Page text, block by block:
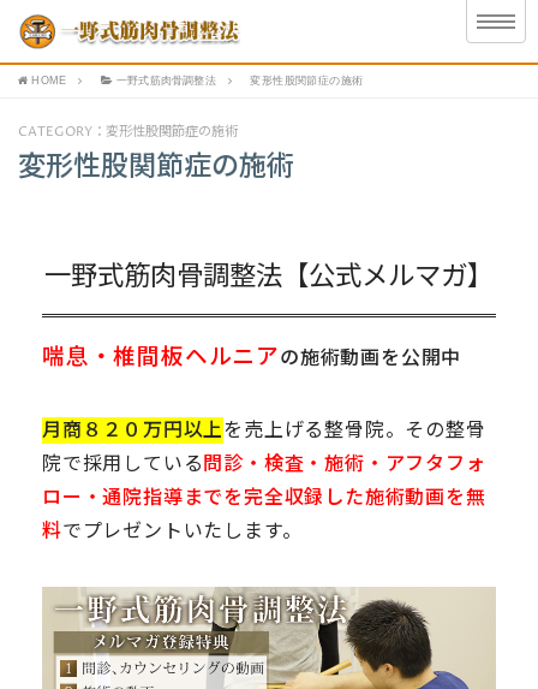
HOME 一野式筋肉骨調整法 変形性股関節症の施術
CATEGORY：変形性股関節症の施術
変形性股関節症の施術
一野式筋肉骨調整法【公式メルマガ】
喘息・椎間板ヘルニアの施術動画を公開中
月商８２０万円以上を売上げる整骨院。その整骨
院で採用している 問診・検査・施術・アフタフォ
ロー・通院指導までを完全収録した施術動画を無
料でプレゼントいたします。